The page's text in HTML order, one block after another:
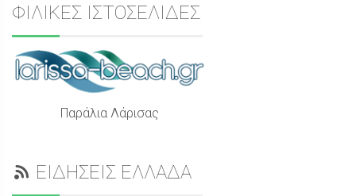
ΦΙΛΙΚΕΣ ΙΣΤΟΣΕΛΙΔΕΣ
Παράλια Λάρισας
ΕΙΔΗΣΕΙΣ ΕΛΛΑΔΑ